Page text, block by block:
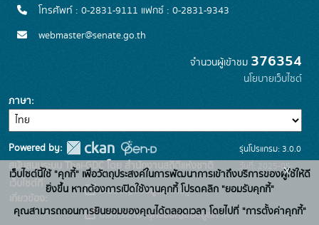
โทรศัพท์ : 0-2831-9111 แฟกซ์ : 0-2831-9343
webmaster@senate.go.th
จำนวนผู้เข้าชม 376354
นโยบายเว็บไซต์
ภาษา
Powered by:
สนับสนุนระบบ Thai-GDC โดย สำนักงานสถิติแห่งชาติ
เว็บไซต์ที่
เกี่ยวข้อง:
ระบบบัญชีข้อมูลภาครัฐ
บริการนามานุกรมบัญชีข้อมูลภาค
รุ่นโปรแกรม: 3.0.0
วันที่: 2025-05-
30
เว็บไซต์นี้ใช้ "คุกกี้" เพื่อวัตถุประสงค์ในการพัฒนาการเข้าถึงบริการของผู้ใช้ให้ดี
ยิ่งขึ้น หากต้องการเปิดใช้งานคุกกี้ โปรดคลิก "ยอมรับคุกกี้"
คุณสามารถถอนการยินยอมของคุณได้ตลอดเวลา โดยไปที่ "การตั้งค่าคุกกี้"
x